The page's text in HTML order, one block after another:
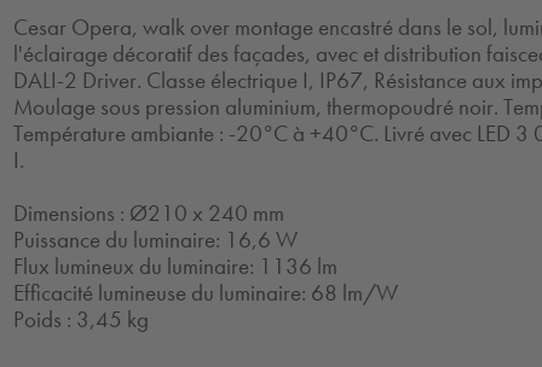
Cesar Opera, walk over montage encastré dans le sol,
l'éclairage décoratif des façades, avec et distribution
DALI-2 Driver. Classe électrique I, IP67, Résistance aux
Moulage sous pression aluminium, thermopoudré noir.
Température ambiante : -20°C à +40°C. Livré avec LED 3
I.
Dimensions : Ø210 x 240 mm
Puissance du luminaire: 16,6 W
Flux lumineux du luminaire: 1136 lm
Efficacité lumineuse du luminaire: 68 lm/W
Poids : 3,45 kg